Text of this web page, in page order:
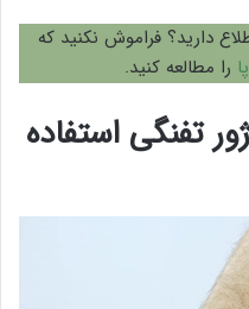
دارید؟ فراموش نکنید که
را مطالعه کنید.
تفنگی استفاده